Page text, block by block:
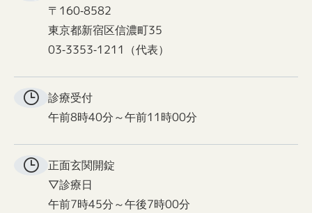
〒160-8582
東京都新宿区信濃町35
03-3353-1211（代表）
診療受付
午前8時40分～午前11時00分
正面玄関開錠
▽診療日
午前7時45分～午後7時00分